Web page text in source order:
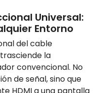
Universal:
Entorno
del cable
la
convencional. No
de señal, sino que
HDMI a una pantalla